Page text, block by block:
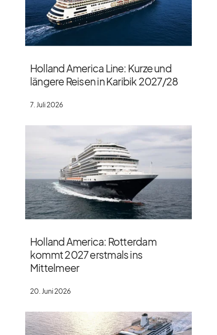
Holland America Line: Kurze und
längere Reisen in Karibik 2027/​28
7. Juli 2026
Holland America: Rotterdam
kommt 2027 erstmals ins
Mittelmeer
20. Juni 2026